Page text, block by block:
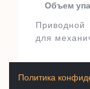
Объем
Приводной
для
Политика